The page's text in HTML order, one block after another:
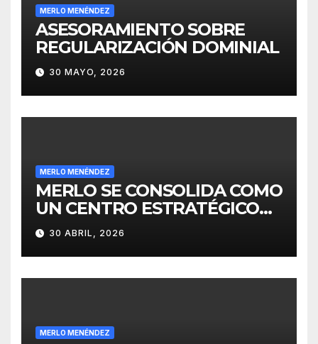
MERLO MENÉNDEZ
ASESORAMIENTO SOBRE
REGULARIZACIÓN DOMINIAL
30 MAYO, 2026
MERLO MENÉNDEZ
MERLO SE CONSOLIDA COMO
UN CENTRO ESTRATÉGICO
PARA EL DESARROLLO DE
INVERSIONES
30 ABRIL, 2026
MERLO MENÉNDEZ